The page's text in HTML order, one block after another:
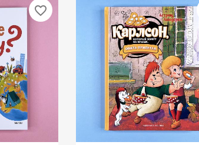
favorite_border